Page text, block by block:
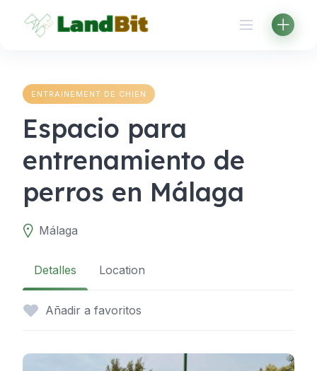
contenu
ENTRAINEMENT DE CHIEN
Espacio para
entrenamiento de
perros en Málaga
Málaga
Detalles Location
Añadir a favoritos